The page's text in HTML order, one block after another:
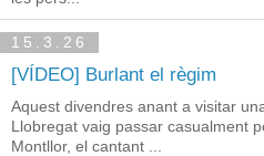
15.3.26
[VÍDEO] Burlant el règim
Aquest divendres anant a visitar
Llobregat vaig passar casualment
Montllor, el cantant ...